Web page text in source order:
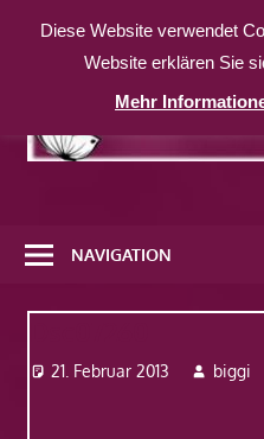
Inhalt
weitere
Website
NAVIGATION
21. Februar 2013 biggi
Diese Website verwendet
Website erklären Sie
Mehr